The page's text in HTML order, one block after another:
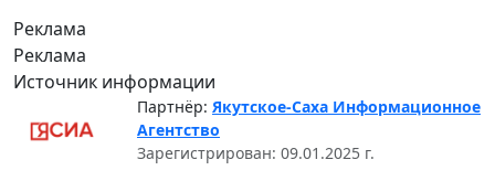
Реклама
Реклама
Источник информации
Партнёр: Якутское-Саха Информационное
Агентство
Зарегистрирован: 09.01.2025 г.